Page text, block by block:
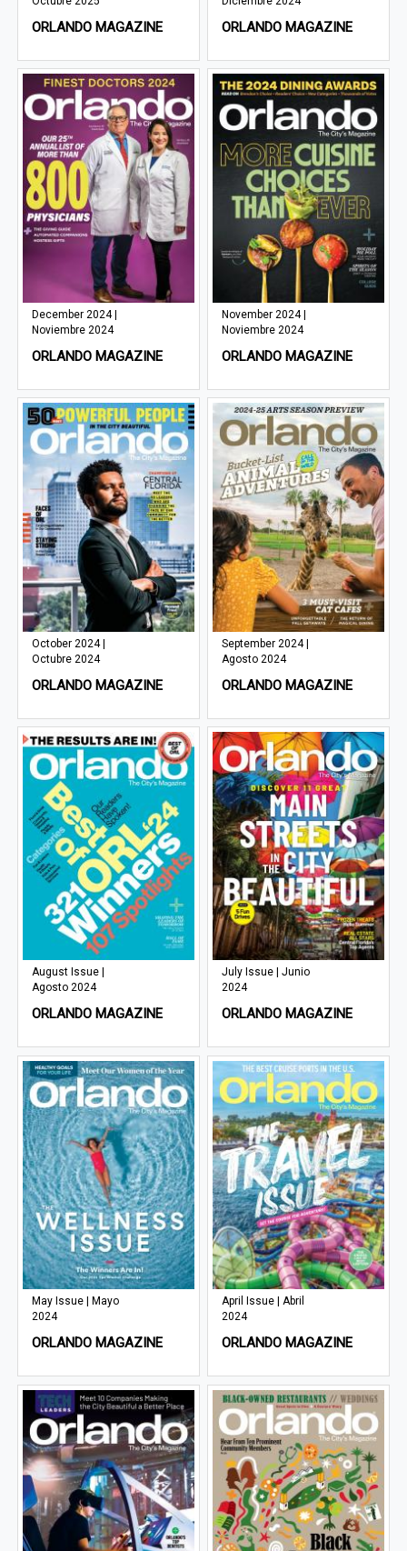
ORLANDO MAGAZINE ORLANDO MAGAZINE
December 2024 |
Noviembre 2024
ORLANDO MAGAZINE
November 2024 |
Noviembre 2024
ORLANDO MAGAZINE
October 2024 |
Octubre 2024
ORLANDO MAGAZINE
September 2024 |
Agosto 2024
ORLANDO MAGAZINE
August Issue |
Agosto 2024
ORLANDO MAGAZINE
July Issue | Junio
2024
ORLANDO MAGAZINE
May Issue | Mayo
2024
ORLANDO MAGAZINE
April Issue | Abril
2024
ORLANDO MAGAZINE